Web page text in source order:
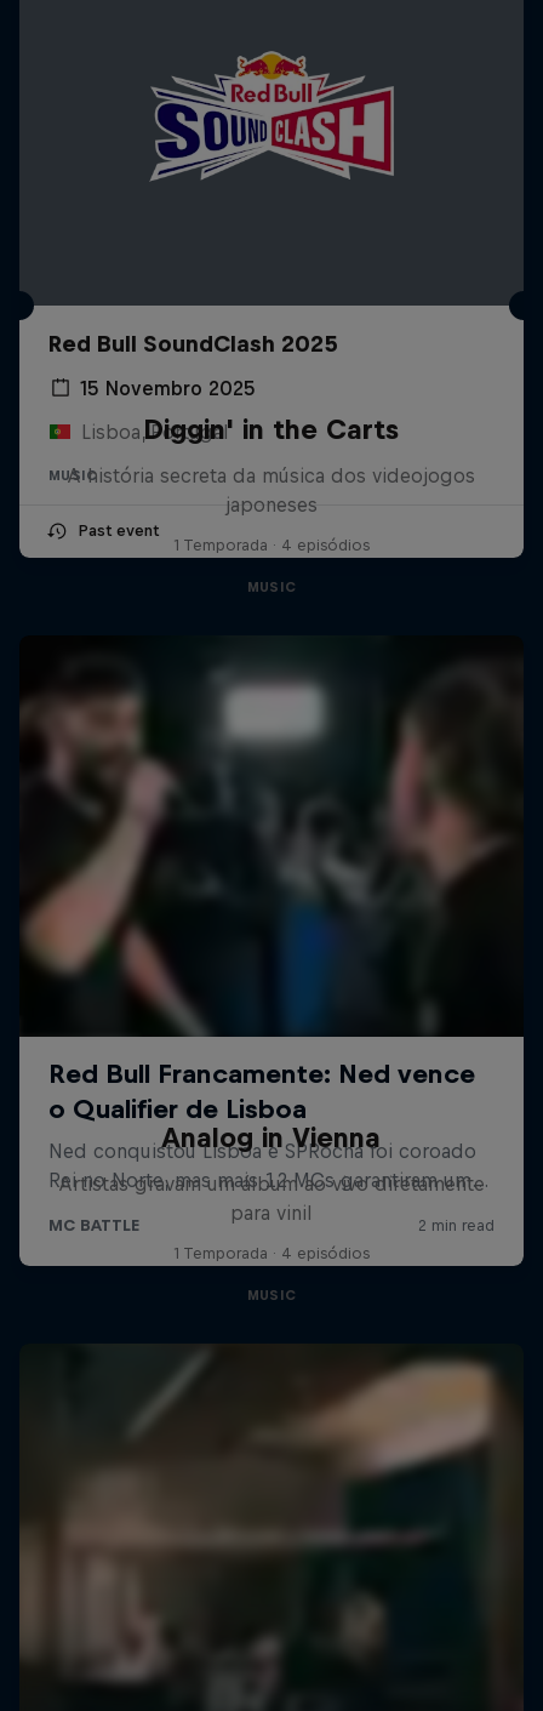
Red Bull SoundClash 2025
15 Novembro 2025
Lisboa, Portugal
MUSIC
Past event
Diggin' in the Carts
A história secreta da música dos videojogos
japoneses
1 Temporada · 4 episódios
MUSIC
Analog in Vienna
Artistas gravam um álbum ao vivo diretamente
para vinil
1 Temporada · 4 episódios
MUSIC